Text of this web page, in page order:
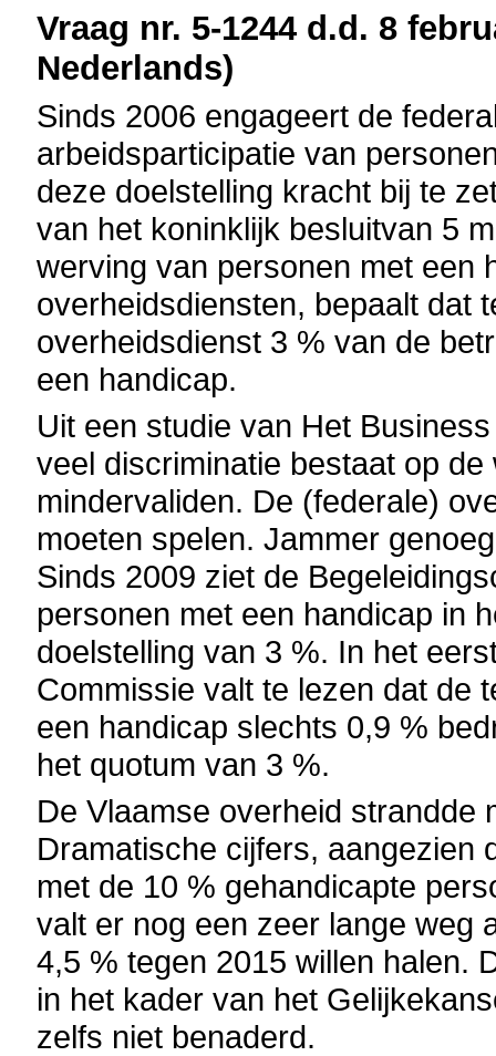
Vraag nr. 5-1244 d.d. 8
Nederlands)
Sinds 2006 engageert de
arbeidsparticipatie van
deze doelstelling kracht bij te
van het koninklijk besluitvan 5
werving van personen met een
overheidsdiensten, bepaalt dat
overheidsdienst 3 % van de
een handicap.
Uit een studie van Het
veel discriminatie bestaat op
mindervaliden. De (federale)
moeten spelen. Jammer
Sinds 2009 ziet de
personen met een handicap in
doelstelling van 3 %. In het
Commissie valt te lezen dat de
een handicap slechts 0,9 %
het quotum van 3 %.
De Vlaamse overheid strandde
Dramatische cijfers, aangezien
met de 10 % gehandicapte
valt er nog een zeer lange weg
4,5 % tegen 2015 willen halen.
in het kader van het
zelfs niet benaderd.